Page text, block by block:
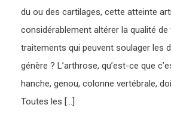
du ou des cartilages, cette atteinte
considérablement altérer la qualité de
traitements qui peuvent soulager les
génère ? L’arthrose, qu’est-ce que
hanche, genou, colonne vertébrale,
Toutes les […]